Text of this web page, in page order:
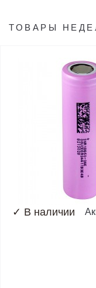
ТОВАРЫ
✓ В наличии